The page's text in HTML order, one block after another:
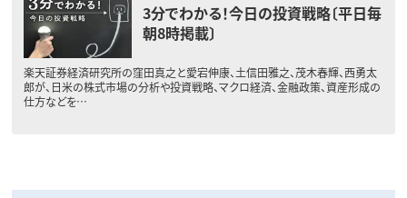
3分でわかる！今日の投資戦略〔平日毎
朝8時掲載〕
楽天証券経済研究所の窪田真之と愛宕伸康、土信田雅之、茂木春輝、西勇太
郎が、日米の株式市場の分析や投資戦略、マクロ経済、金融政策、資産形成の
仕方などを…